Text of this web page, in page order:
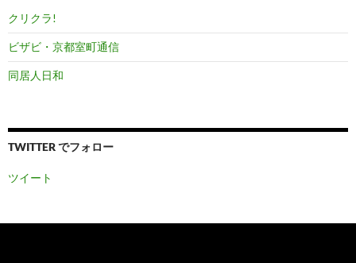
クリクラ!
ビザビ・京都室町通信
同居人日和
TWITTER でフォロー
ツイート